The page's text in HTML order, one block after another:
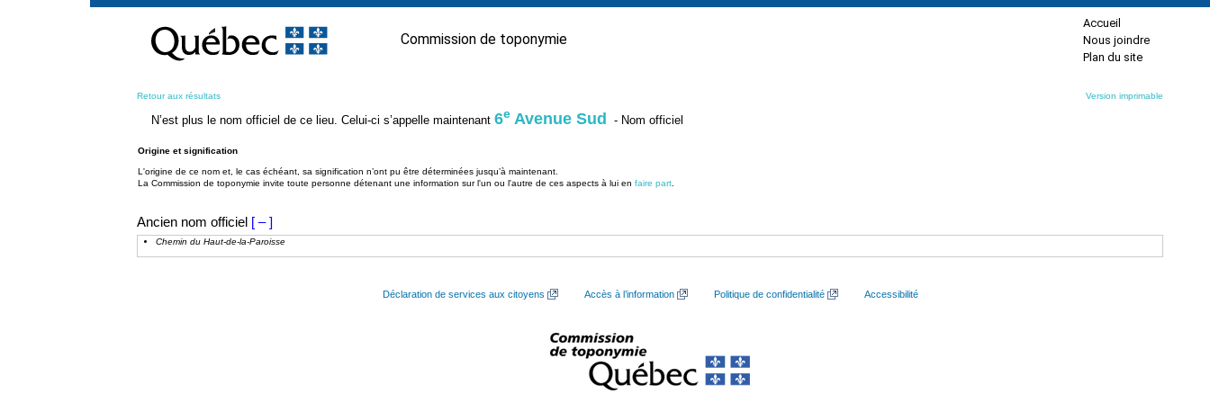
contenu
Commission de toponymie
Accueil
Nous joindre
Plan du site
Retour aux résultats Version imprimable
N’est plus le nom officiel de ce lieu. Celui-ci s’appelle maintenant 6e Avenue Sud - Nom officiel
Origine et signification
L'origine de ce nom et, le cas échéant, sa signification n’ont pu être déterminées jusqu’à maintenant.
La Commission de toponymie invite toute personne détenant une information sur l'un ou l'autre de ces aspects à lui en faire part
Ancien nom officiel [ – ]
Chemin du Haut-de-la-Paroisse
Déclaration de services aux citoyens Accès à l’information Politique de confidentialité Accessibilité